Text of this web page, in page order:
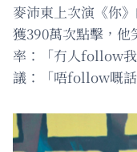
麥沛東上次演《你
獲390萬次點擊，他
率：「冇人follow
議：「唔follow嘅話